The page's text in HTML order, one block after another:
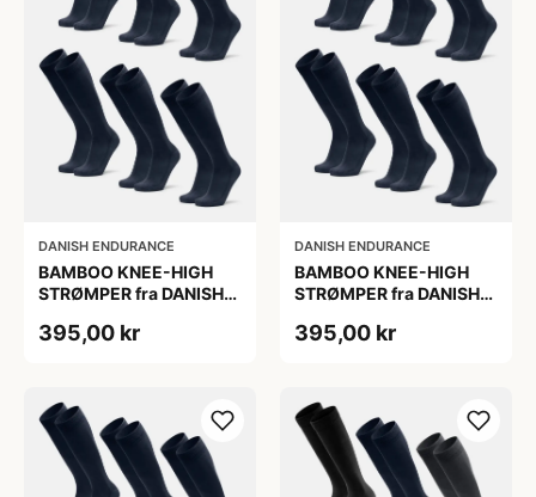
DANISH ENDURANCE
BAMBOO KNEE-HIGH
STRØMPER fra DANISH
6-Pak, Knæhøj, Bambus,
OEKO-TEX® STANDARD
100 cert.
395,00 kr
DANISH ENDURANCE
BAMBOO KNEE-HIGH
STRØMPER fra DANISH
6-Pak, Knæhøj, Bambus,
OEKO-TEX® STANDARD
100 cert.
395,00 kr